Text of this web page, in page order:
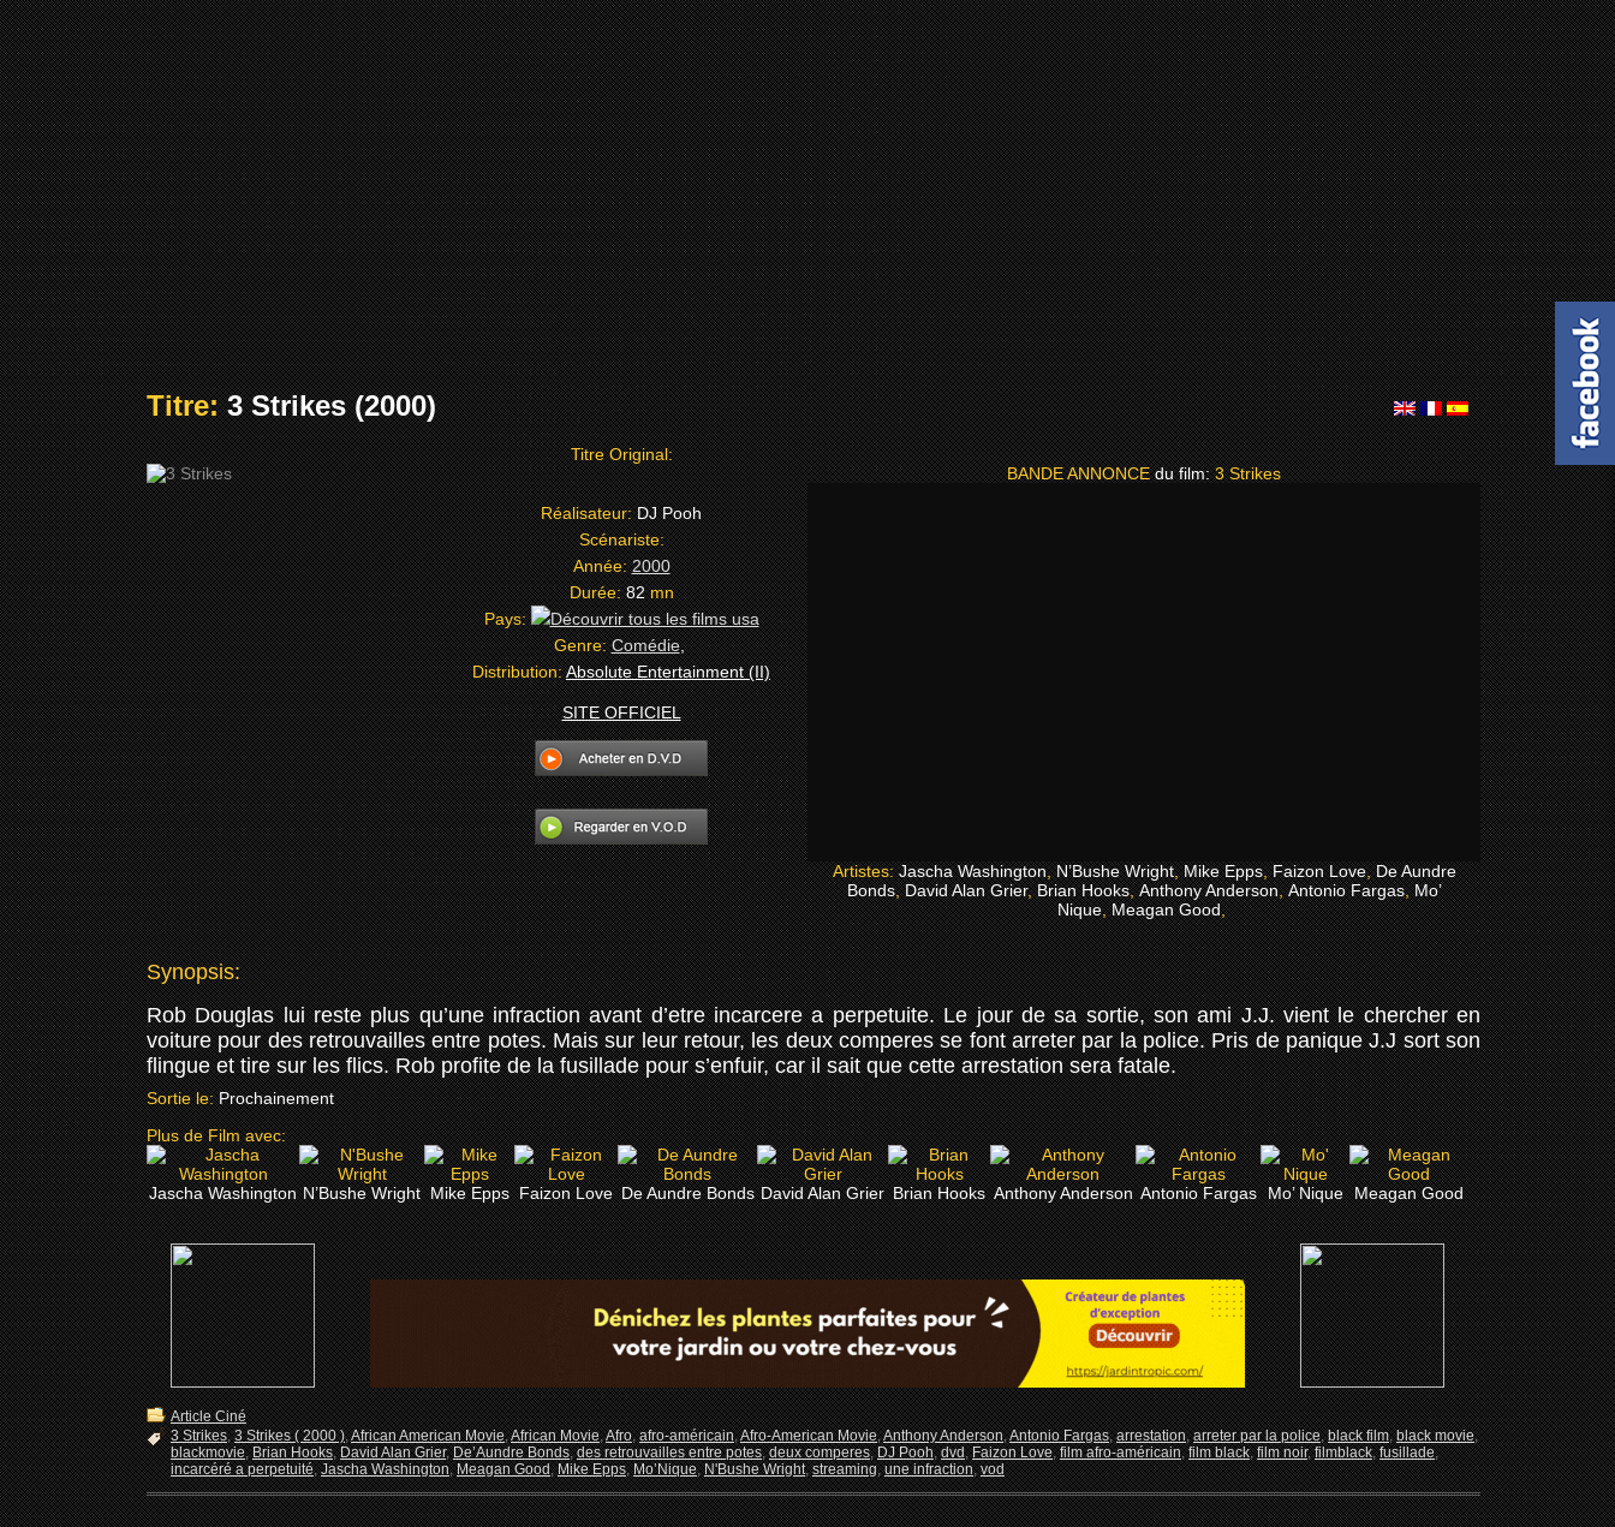
Titre:3 Strikes (2000)
Titre Original:
Réalisateur:DJ Pooh
Scénariste:
Année:2000
Durée:82mn
Pays:
Genre:Comédie,
Distribution:Absolute Entertainment (II)
SITE OFFICIEL
BANDE ANNONCE du film: 3 Strikes
Artistes:Jascha Washington,N’Bushe Wright,Mike Epps,Faizon Love,De Aundre
Bonds,David Alan Grier,Brian Hooks,Anthony Anderson,Antonio Fargas,Mo’
Nique,Meagan Good,
Synopsis:
Rob Douglas lui reste plus qu’une infraction avant d’etre incarcere a perpetuite. Le jour de sa sortie, son ami J.J. vient le chercher en
voiture pour des retrouvailles entre potes. Mais sur leur retour, les deux comperes se font arreter par la police. Pris de panique J.J sort son
flingue et tire sur les flics. Rob profite de la fusillade pour s’enfuir, car il sait que cette arrestation sera fatale.
Sortie le: Prochainement
Plus de Film avec:
Jascha Washington N’Bushe Wright Mike Epps Faizon Love De Aundre Bonds David Alan Grier Brian Hooks Anthony Anderson Antonio Fargas Mo’ Nique Meagan Good
Article Ciné
3 Strikes,3 Strikes ( 2000 ),African American Movie,African Movie,Afro,afro-américain,Afro-American Movie,Anthony Anderson,Antonio Fargas,arrestation,arreter par la police,black film,black movie,
blackmovie,Brian Hooks,David Alan Grier,De’Aundre Bonds,des retrouvailles entre potes,deux comperes,DJ Pooh,dvd,Faizon Love,film afro-américain,film black,film noir,filmblack,fusillade,
incarcéré a perpetuité,Jascha Washington,Meagan Good,Mike Epps,Mo’Nique,N'Bushe Wright,streaming,une infraction,vod